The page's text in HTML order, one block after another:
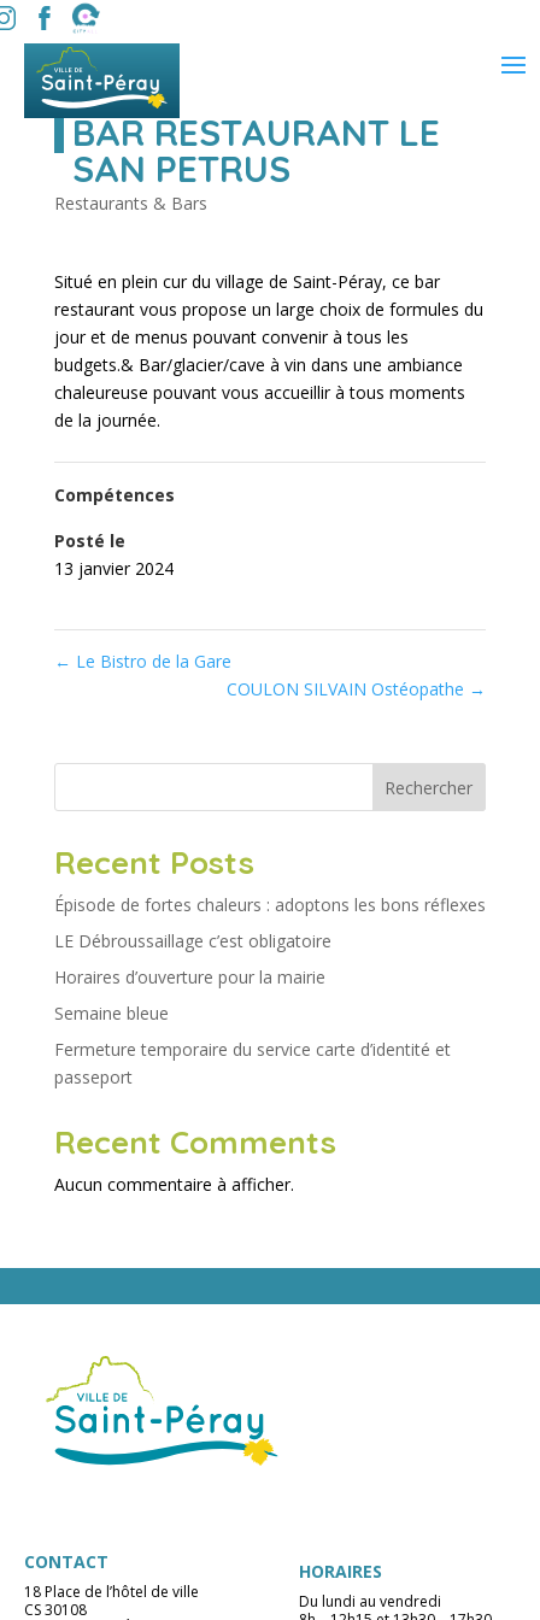
BAR RESTAURANT LE
SAN PETRUS
Restaurants & Bars
Situé en plein cur du village de Saint-Péray, ce bar
restaurant vous propose un large choix de formules du
jour et de menus pouvant convenir à tous les
budgets.& Bar/glacier/cave à vin dans une ambiance
chaleureuse pouvant vous accueillir à tous moments
de la journée.
Compétences
Posté le
13 janvier 2024
← Le Bistro de la Gare
COULON SILVAIN Ostéopathe →
Rechercher
Recent Posts
Épisode de fortes chaleurs : adoptons les bons réflexes
LE Débroussaillage c’est obligatoire
Horaires d’ouverture pour la mairie
Semaine bleue
Fermeture temporaire du service carte d’identité et
passeport
Recent Comments
Aucun commentaire à afficher.
CONTACT
18 Place de l’hôtel de ville
CS 30108
HORAIRES
Du lundi au vendredi